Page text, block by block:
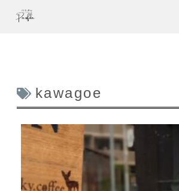
kawagoe